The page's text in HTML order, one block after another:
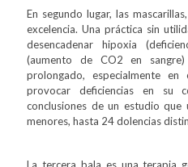
En segundo lugar, las
excelencia. Una práctica sin
desencadenar hipoxia
(aumento de CO2 en
prolongado, especialmente
provocar deficiencias en su
conclusiones de un estudio
menores, hasta 24 dolencias